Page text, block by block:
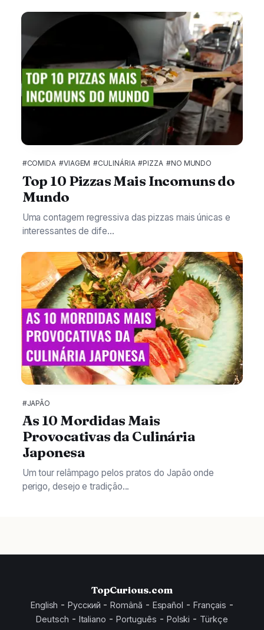
#COMIDA #VIAGEM #CULINÁRIA #PIZZA #NO MUNDO
Top 10 Pizzas Mais Incomuns do
Mundo
Uma contagem regressiva das pizzas mais únicas e
interessantes de dife...
#JAPÃO
As 10 Mordidas Mais
Provocativas da Culinária
Japonesa
Um tour relâmpago pelos pratos do Japão onde
perigo, desejo e tradição...
TopCurious.com
English -Русский -Română - Español - Français -
Deutsch - Italiano - Português - Polski - Türkçe